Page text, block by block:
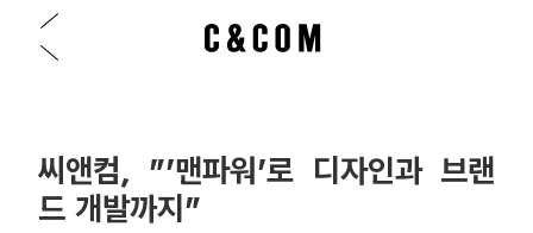
씨앤컴, "'맨파워'로 디자인과 브랜
드 개발까지"